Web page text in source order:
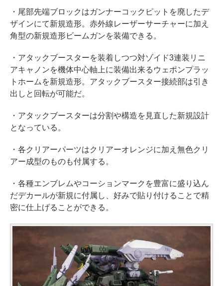
・尾部先端ブロックはガンナーコックピットを廃したデ
ザインにて新規造形。赤外線レーザーサーチャーに加え
角型の新規造形ビームガンを装備できる。
・アタックブースターを装着しつつ対ゾイド3連装リニ
アキャノンを機体中心軸上に装備出来るウェポンプラッ
トホームを新規造形。アタックブースター接続部は引き
出しと回転が可能だ。
・アタックブースターは分割や構造を見直した新規設計
となっている。
・各クリアーパーツはクリアーオレンジに加え無色クリ
アー成型のものも付属する。
・各種エンブレムやコーションマークを豊富に盛り込ん
だデカールが新規に付属し、好みで貼り付けることで精
密に仕上げることができる。